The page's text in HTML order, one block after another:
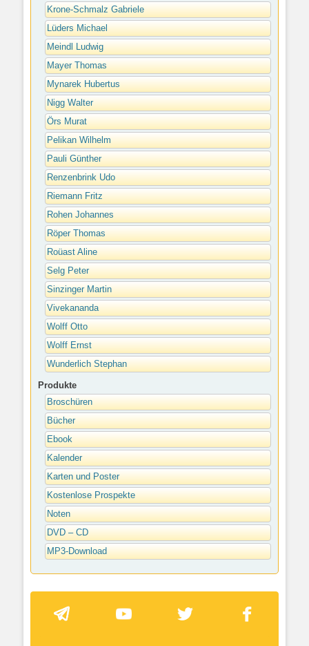
Krone-Schmalz Gabriele
Lüders Michael
Meindl Ludwig
Mayer Thomas
Mynarek Hubertus
Nigg Walter
Örs Murat
Pelikan Wilhelm
Pauli Günther
Renzenbrink Udo
Riemann Fritz
Rohen Johannes
Röper Thomas
Roüast Aline
Selg Peter
Sinzinger Martin
Vivekananda
Wolff Otto
Wolff Ernst
Wunderlich Stephan
Produkte
Broschüren
Bücher
Ebook
Kalender
Karten und Poster
Kostenlose Prospekte
Noten
DVD – CD
MP3-Download